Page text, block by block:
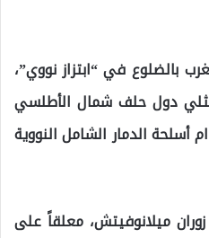
بالضلوع في “ابتزاز نووي”،
دول حلف شمال الأطلسي
أسلحة الدمار الشامل النووية
ميلانوفيتش، معلقاً على